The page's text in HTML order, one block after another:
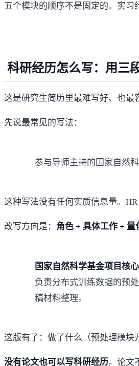
五个模块的顺序不是固定的。实习
科研经历怎么写：用三
这是研究生简历里最难写好、也最
先说最常见的写法：
参与导师主持的国家自然
这种写法没有任何实质信息量。
改写方向是： 角色 + 具体工作 + 量
国家自然科学基金项目核
负责分布式训练数据的预
稿材料整理。
这版有了：做了什么（预处理模块
没有论文也可以写科研经历。论文